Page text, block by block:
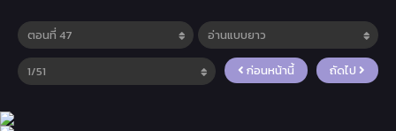
ก่อนหน้านี้ ถัดไป